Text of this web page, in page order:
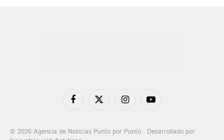
FacebookX
InstagramYouTube
© 2026 Agencia de Noticias Punto por Punto . Desarrollado por